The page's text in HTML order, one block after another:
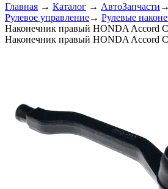
Главная → Каталог → АвтоЗапчасти →
Рулевое управление→ Рулевые
Наконечник правый HONDA Accord
Наконечник правый HONDA Accord